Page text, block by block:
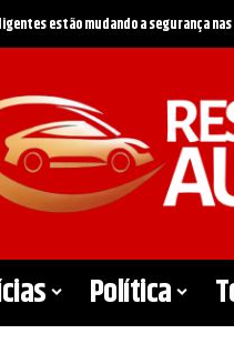
do governo podem mudar o
Política